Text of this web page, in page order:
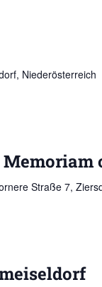
Niederösterreich
Straße 7,